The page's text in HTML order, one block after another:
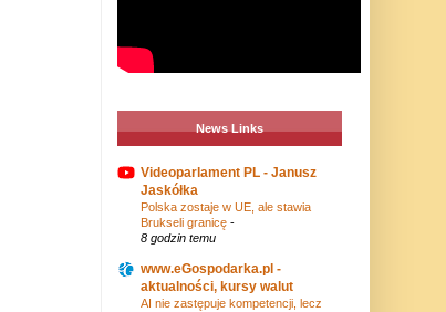
News Links
Videoparlament PL - Janusz
Jaskółka
Polska zostaje w UE, ale stawia
Brukseli granicę -
8 godzin temu
www.eGospodarka.pl -
aktualności, kursy walut
AI nie zastępuje kompetencji, lecz